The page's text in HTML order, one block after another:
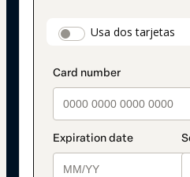
Usa dos tarjetas
seleccionado
Tarjeta